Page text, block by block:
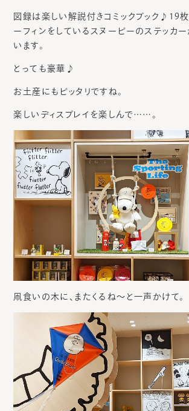
図録は楽しい解説付きコミックブック♪19枚
ーフィンをしているスヌーピーのステッカー
います。
とっても豪華♪
お土産にもピッタリですね。
楽しいディスプレイを楽しんで……。
凧食いの木に、またくるね～と一声かけて。